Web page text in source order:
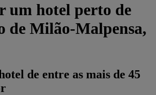
um hotel perto de
de Milão-Malpensa,
de entre as mais de 45